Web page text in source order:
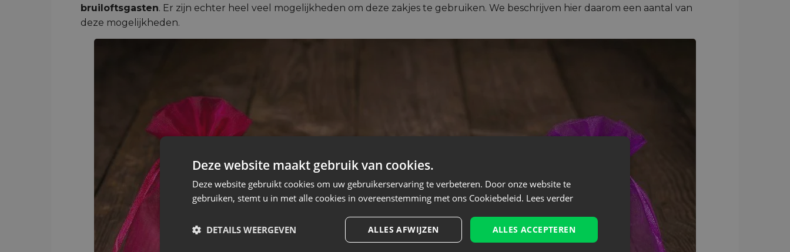
bruiloftsgasten. Er zijn echter heel veel mogelijkheden om deze zakjes te gebruiken. We beschrijven hier daarom een aantal van
deze mogelijkheden.
Deze website maakt gebruik van cookies.
Deze website gebruikt cookies om uw gebruikerservaring te verbeteren. Door onze website te
gebruiken, stemt u in met alle cookies in overeenstemming met ons Cookiebeleid. Lees verder
ALLES ACCEPTEREN
ALLES AFWIJZEN
DETAILS WEERGEVEN